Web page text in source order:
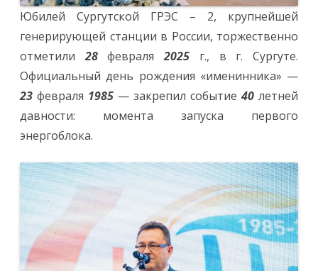
Юбилей Сургутской ГРЭС – 2, крупнейшей
генерирующей станции в России, торжественно
отметили28февраля2025 г., в г. Сургуте.
Официальный день рождения «именинника» —
23 февраля 1985 — закрепил событие 40 летней
давности: момента запуска первого
энергоблока.